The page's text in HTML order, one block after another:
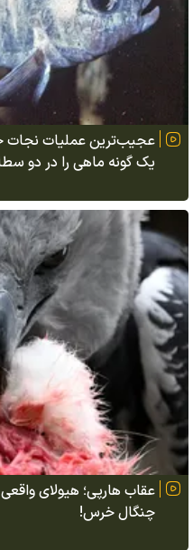
عجیب‌ترین عملیات
یک گونه ماهی را در دو
عقاب هارپی؛ هیولای
چنگال خرس!